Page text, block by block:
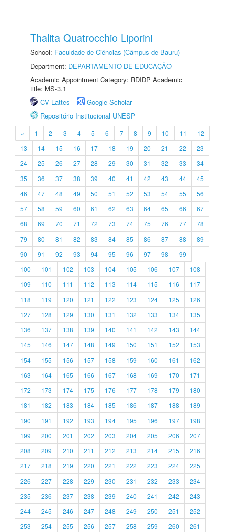
Thalita Quatrocchio Liporini
School: Faculdade de Ciências (Câmpus de Bauru)
Department: DEPARTAMENTO DE EDUCAÇÃO
Academic Appointment Category: RDIDP Academic
title: MS-3.1
CV Lattes
Google Scholar
Repositório Institucional UNESP
« 1 2 3 4 5 6 7 8 9 10 11
12
13
14 15 16 17 18 19 20 21 22
23
24
25 26 27 28 29 30 31 32 33
34
35
36 37 38 39 40 41 42 43 44
45
46
47 48 49 50 51 52 53 54 55
56
57
58 59 60 61 62 63 64 65 66
67
68
69 70 71 72 73 74 75 76 77
78
79
80 81 82 83 84 85 86 87 88
89
90
91 92 93 94 95 96 97 98
99
100
101 102 103 104 105 106 107
108
109
110 111 112 113 114 115 116
117
118
119 120 121 122 123 124 125
126
127
128 129 130 131 132 133 134
135
136
137 138 139 140 141 142 143
144
145
146 147 148 149 150 151 152
153
154
155 156 157 158 159 160 161
162
163
164 165 166 167 168 169 170
171
172
173 174 175 176 177 178 179
180
181
182 183 184 185 186 187 188
189
190
191 192 193 194 195 196 197
198
199
200 201 202 203 204 205 206
207
208
209 210 211 212 213 214 215
216
217
218 219 220 221 222 223 224
225
226
227 228 229 230 231 232 233
234
235
236 237 238 239 240 241 242
243
244
245 246 247 248 249 250 251
252
253
254 255 256 257 258 259 260 261